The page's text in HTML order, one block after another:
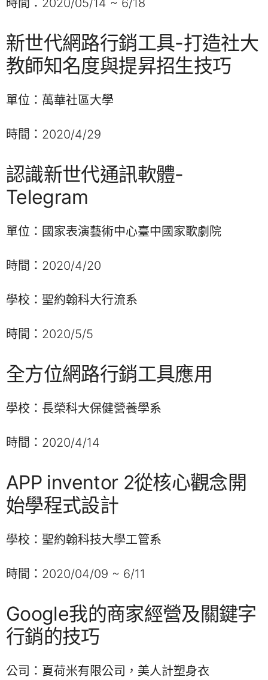
時間：2020/05/14 ~ 6/18
新世代網路行銷工具-打造社大
教師知名度與提昇招生技巧
單位：萬華社區大學
時間：2020/4/29
認識新世代通訊軟體-
Telegram
單位：國家表演藝術中心臺中國家歌劇院
時間：2020/4/20
學校：聖約翰科大行流系
時間：2020/5/5
全方位網路行銷工具應用
學校：長榮科大保健營養學系
時間：2020/4/14
APP inventor 2從核心觀念開
始學程式設計
學校：聖約翰科技大學工管系
時間：2020/04/09 ~ 6/11
Google我的商家經營及關鍵字
行銷的技巧
公司：夏荷米有限公司，美人計塑身衣